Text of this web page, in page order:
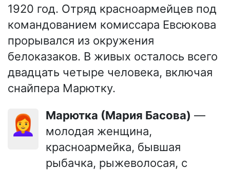
1920 год. Отряд красноармейцев под
командованием комиссара Евсюкова
прорывался из окружения
белоказаков. В живых осталось всего
двадцать четыре человека, включая
снайпера Марютку.
👩‍🦰 Марютка (Мария Басова) —
молодая женщина,
красноармейка, бывшая
рыбачка, рыжеволосая, с